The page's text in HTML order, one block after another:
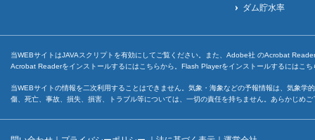
ダム貯水率
当WEBサイトはJAVAスクリプトを有効にしてご覧ください。また、Adobe社 のAcrobat
Acrobat Readerをインストールするには こちらから。Flash Playerをインストールするには こち
当WEBサイトの情報を二次利用することはできません。気象・海象などの予報情報は、気象
傷、死亡、事故、損失、損害、トラブル等については、一切の責任を持ちません。あらかじめ